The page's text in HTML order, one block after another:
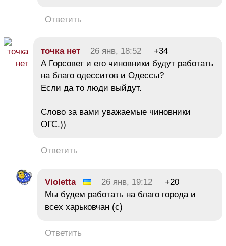
Ответить
точка нет 26 янв, 18:52
+34
А Горсовет и его чиновники будут работать
на благо одесситов и Одессы?
Если да то люди выйдут.
Слово за вами уважаемые чиновники
ОГС.))
Ответить
Violetta 26 янв, 19:12
+20
Мы будем работать на благо города и
всех харьковчан (с)
Ответить